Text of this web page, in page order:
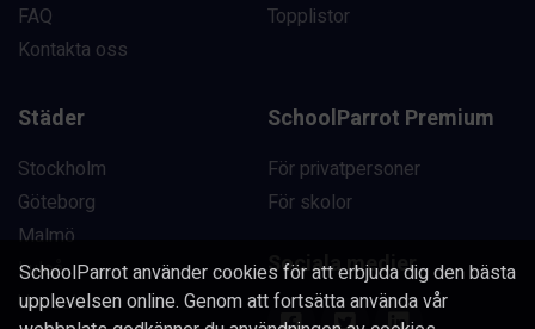
FAQ
Kontakta oss
Topplistor
Städer
Stockholm
Göteborg
Malmö
Luleå
Uppsala
SchoolParrot Premium
För privatpersoner
För skolor
Sociala medier
SchoolParrot använder cookies för att erbjuda dig den bästa
upplevelsen online. Genom att fortsätta använda vår